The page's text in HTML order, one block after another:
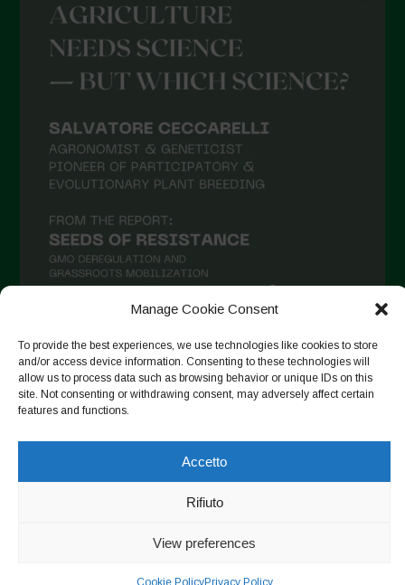
Manage Cookie Consent
To provide the best experiences, we use technologies like cookies to store
and/or access device information. Consenting to these technologies will
allow us to process data such as browsing behavior or unique IDs on this
site. Not consenting or withdrawing consent, may adversely affect certain
features and functions.
Accetto
Rifiuto
View preferences
Cookie PolicyPrivacy Policy
Settembre 2021
Agosto 2021
Luglio 2021
Aprile 2021
Febbraio 2021
Gennaio 2021
Ottobre 2020
Agosto 2020
Segui su Instagram